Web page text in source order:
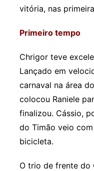
vitória, nas
Primeiro tempo
Chrigor teve
Lançado em
carnaval na área
colocou Raniele
finalizou. Cássio,
do Timão veio
bicicleta.
O trio de frente do